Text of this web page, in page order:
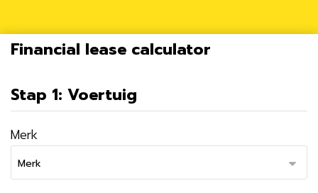
Financial lease calculator
Stap 1: Voertuig
Merk